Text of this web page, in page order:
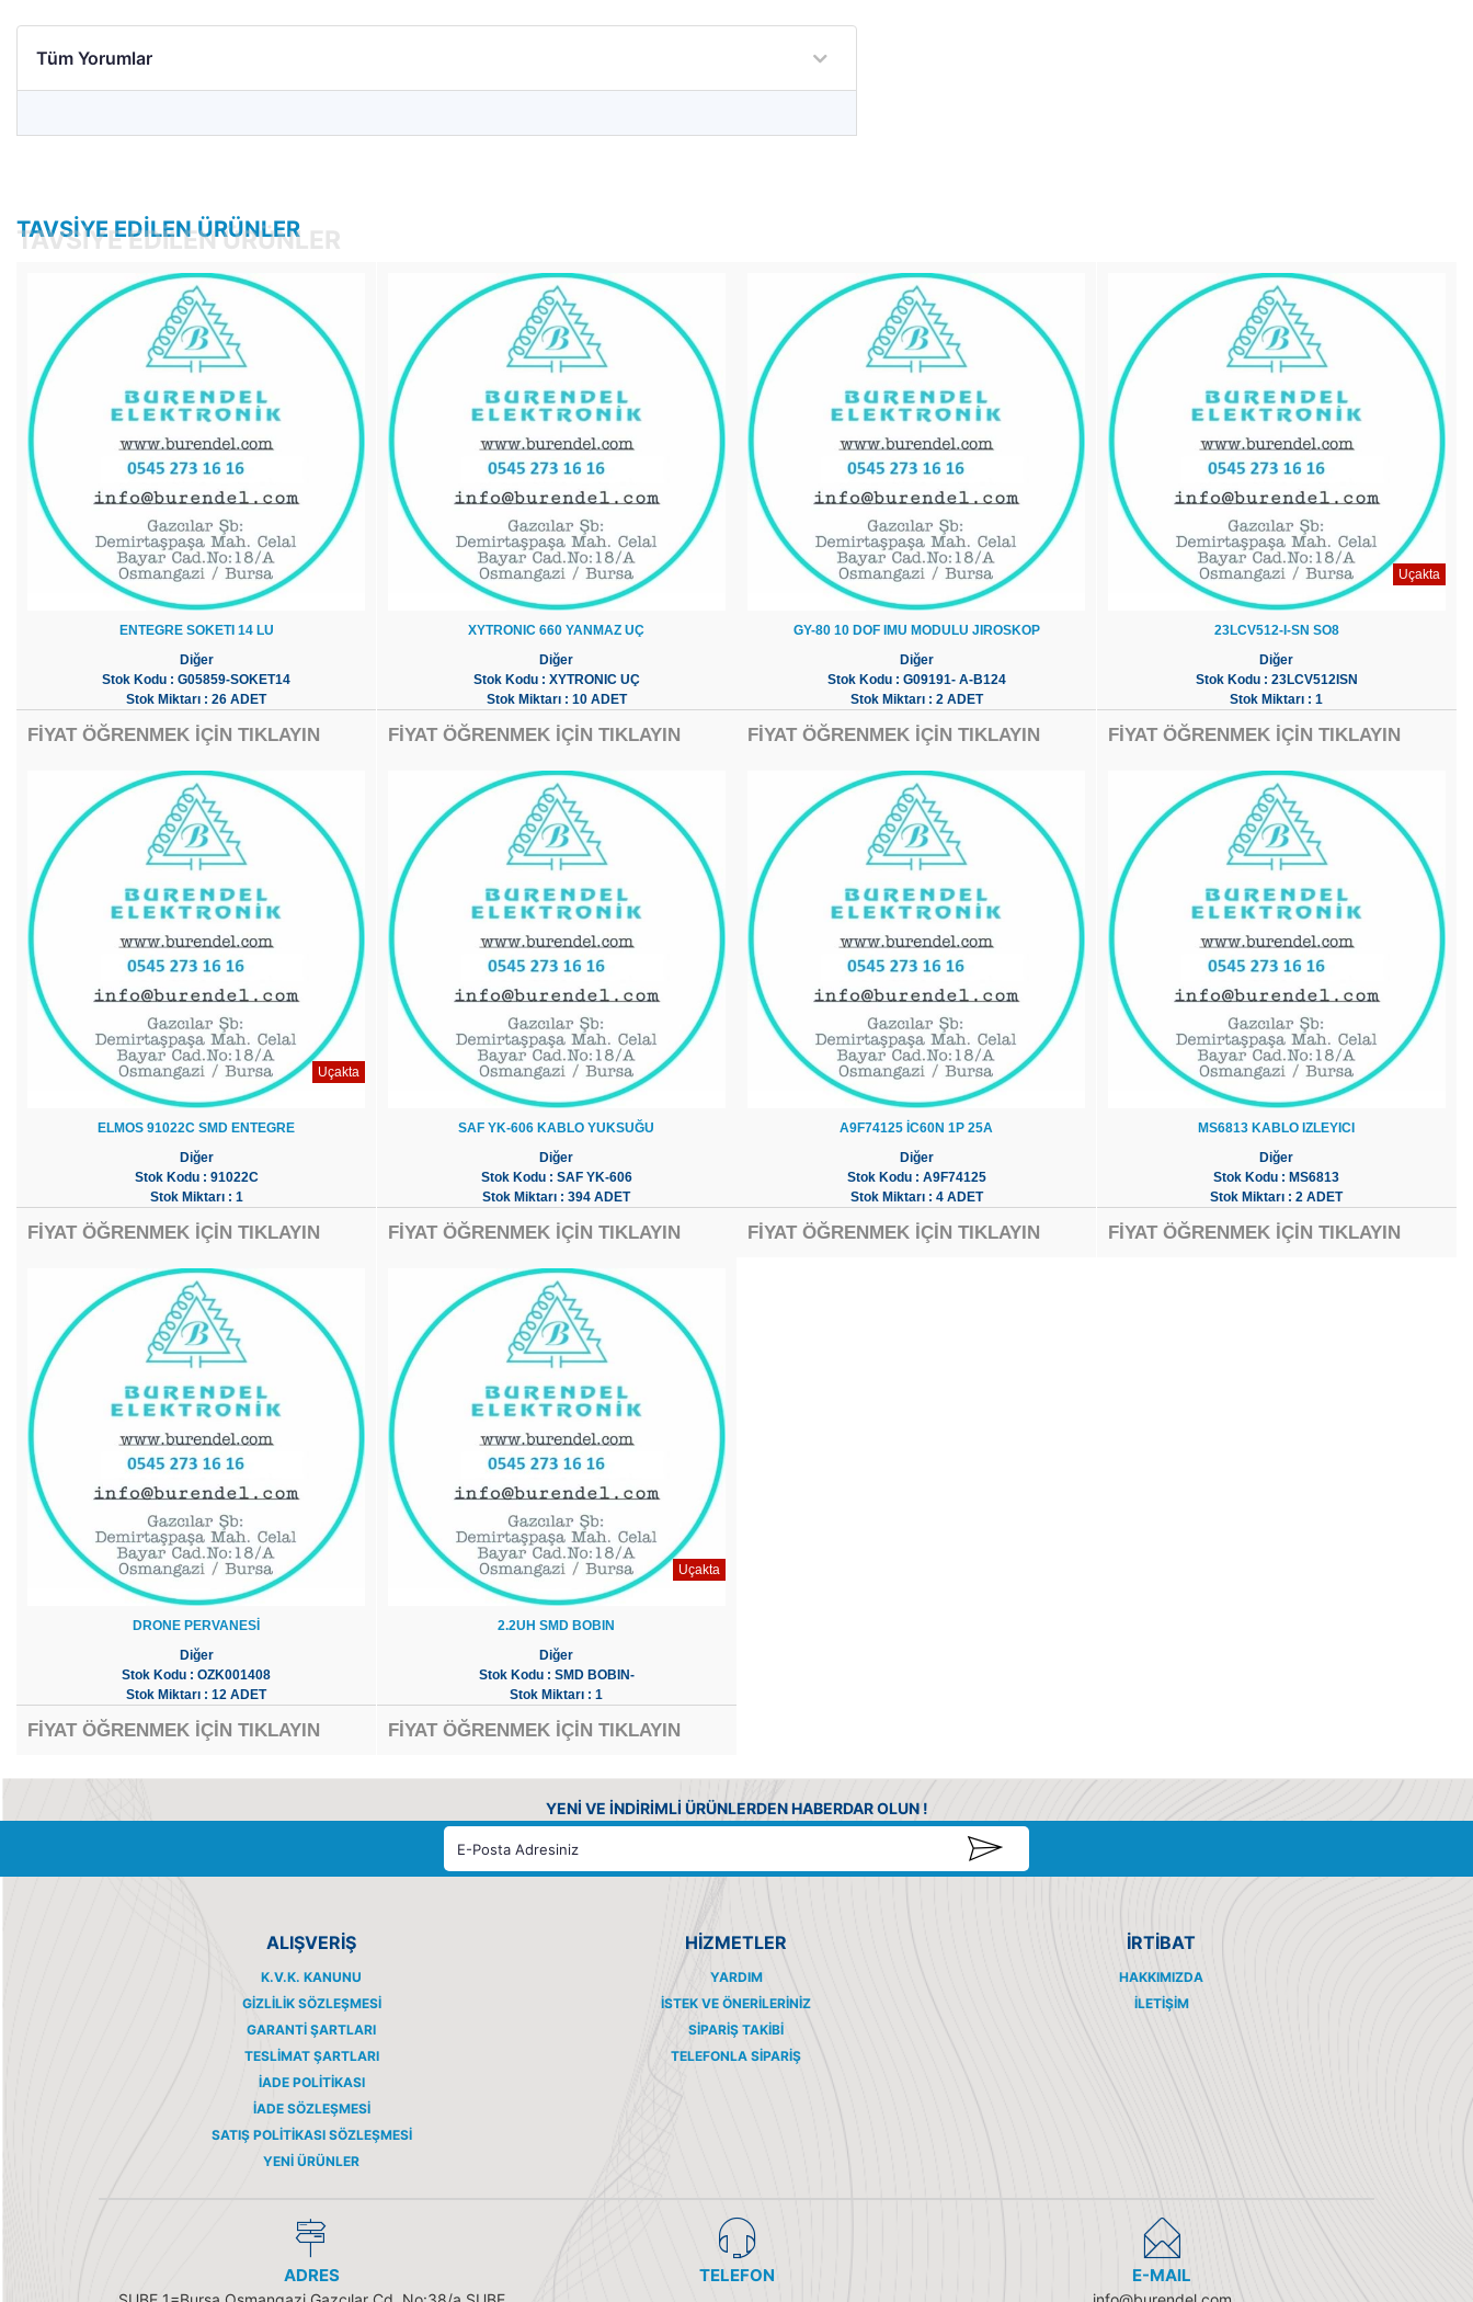
Tüm Yorumlar
TAVSIYE EDILEN ÜRÜNLER
TAVSIYE EDILEN ÜRÜNLER
ENTEGRE SOKETI 14 LU
Diğer
Stok Kodu : G05859-SOKET14
Stok Miktarı : 26 ADET
FİYAT ÖĞRENMEK İÇİN TIKLAYIN
XYTRONIC 660 YANMAZ UÇ
Diğer
Stok Kodu : XYTRONIC UÇ
Stok Miktarı : 10 ADET
FİYAT ÖĞRENMEK İÇİN TIKLAYIN
GY-80 10 DOF IMU MODULU JIROSKOP
Diğer
Stok Kodu : G09191- A-B124
Stok Miktarı : 2 ADET
FİYAT ÖĞRENMEK İÇİN TIKLAYIN
Uçakta
23LCV512-I-SN SO8
Diğer
Stok Kodu : 23LCV512ISN
Stok Miktarı : 1
FİYAT ÖĞRENMEK İÇİN TIKLAYIN
Uçakta
ELMOS 91022C SMD ENTEGRE
Diğer
Stok Kodu : 91022C
Stok Miktarı : 1
FİYAT ÖĞRENMEK İÇİN TIKLAYIN
SAF YK-606 KABLO YUKSUĞU
Diğer
Stok Kodu : SAF YK-606
Stok Miktarı : 394 ADET
FİYAT ÖĞRENMEK İÇİN TIKLAYIN
A9F74125 İC60N 1P 25A
Diğer
Stok Kodu : A9F74125
Stok Miktarı : 4 ADET
FİYAT ÖĞRENMEK İÇİN TIKLAYIN
MS6813 KABLO IZLEYICI
Diğer
Stok Kodu : MS6813
Stok Miktarı : 2 ADET
FİYAT ÖĞRENMEK İÇİN TIKLAYIN
DRONE PERVANESİ
Diğer
Stok Kodu : OZK001408
Stok Miktarı : 12 ADET
FİYAT ÖĞRENMEK İÇİN TIKLAYIN
Uçakta
2.2UH SMD BOBIN
Diğer
Stok Kodu : SMD BOBIN-
Stok Miktarı : 1
FİYAT ÖĞRENMEK İÇİN TIKLAYIN
YENİ VE İNDİRİMLİ ÜRÜNLERDEN HABERDAR OLUN !
ALIŞVERİŞ
K.V.K. KANUNU
GIZLILIK SÖZLEŞMESI
GARANTI ŞARTLARI
TESLIMAT ŞARTLARI
İADE POLITIKASI
İADE SÖZLEŞMESI
SATIŞ POLITIKASI SÖZLEŞMESI
YENI ÜRÜNLER
HİZMETLER
YARDIM
İSTEK VE ÖNERILERINIZ
SIPARIŞ TAKIBI
TELEFONLA SIPARIŞ
İRTİBAT
HAKKIMIZDA
İLETIŞIM
ADRES TELEFON E-MAIL